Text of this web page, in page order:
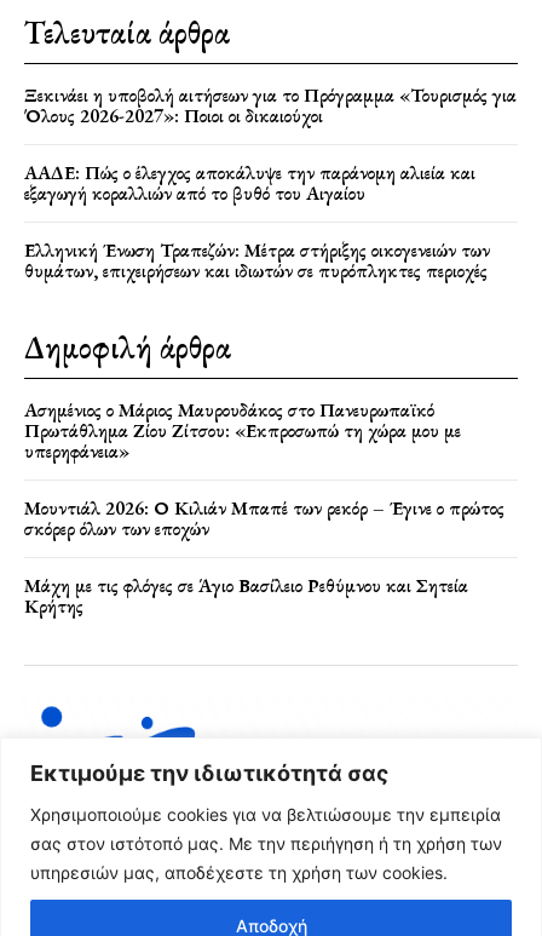
Εκτιμούμε την ιδιωτικότητά σας
Χρησιμοποιούμε cookies για να βελτιώσουμε την εμπειρία
σας στον ιστότοπό μας. Με την περιήγηση ή τη χρήση των
υπηρεσιών μας, αποδέχεστε τη χρήση των cookies.
Αποδοχή
Τελευταία άρθρα
Ξεκινάει η υποβολή αιτήσεων για το Πρόγραμμα «Τουρισμός για
Όλους 2026-2027»: Ποιοι οι δικαιούχοι
ΑΑΔΕ: Πώς ο έλεγχος αποκάλυψε την παράνομη αλιεία και
εξαγωγή κοραλλιών από το βυθό του Αιγαίου
Ελληνική Ένωση Τραπεζών: Μέτρα στήριξης οικογενειών των
θυμάτων, επιχειρήσεων και ιδιωτών σε πυρόπληκτες περιοχές
Δημοφιλή άρθρα
Ασημένιος ο Μάριος Μαυρουδάκος στο Πανευρωπαϊκό
Πρωτάθλημα Ζίου Ζίτσου: «Εκπροσωπώ τη χώρα μου με
υπερηφάνεια»
Μουντιάλ 2026: Ο Κιλιάν Μπαπέ των ρεκόρ – Έγινε ο πρώτος
σκόρερ όλων των εποχών
Μάχη με τις φλόγες σε Άγιο Βασίλειο Ρεθύμνου και Σητεία
Κρήτης
Όροι Χρήσης & Πολιτική Απορρήτου